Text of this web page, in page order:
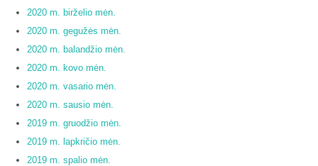
2020 m. birželio mėn.
2020 m. gegužės mėn.
2020 m. balandžio mėn.
2020 m. kovo mėn.
2020 m. vasario mėn.
2020 m. sausio mėn.
2019 m. gruodžio mėn.
2019 m. lapkričio mėn.
2019 m. spalio mėn.